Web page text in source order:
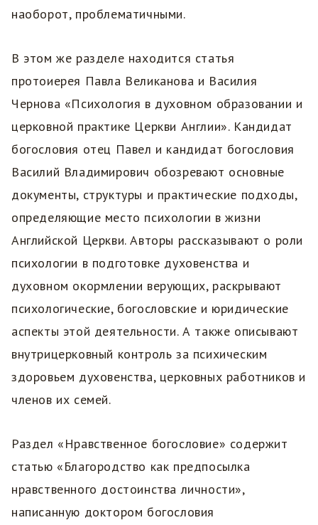
наоборот, проблематичными.
В этом же разделе находится статья
протоиерея Павла Великанова и Василия
Чернова «Психология в духовном образовании и
церковной практике Церкви Англии». Кандидат
богословия отец Павел и кандидат богословия
Василий Владимирович обозревают основные
документы, структуры и практические подходы,
определяющие место психологии в жизни
Английской Церкви. Авторы рассказывают о роли
психологии в подготовке духовенства и
духовном окормлении верующих, раскрывают
психологические, богословские и юридические
аспекты этой деятельности. А также описывают
внутрицерковный контроль за психическим
здоровьем духовенства, церковных работников и
членов их семей.
Раздел «Нравственное богословие» содержит
статью «Благородство как предпосылка
нравственного достоинства личности»,
написанную доктором богословия